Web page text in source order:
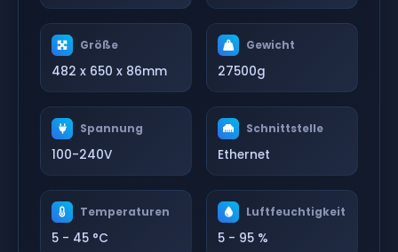
Größe
482 x 650 x 86mm
Gewicht
27500g
Spannung
100-240V
Schnittstelle
Ethernet
Temperaturen
5 - 45 °C
Luftfeuchtigkeit
5 - 95 %